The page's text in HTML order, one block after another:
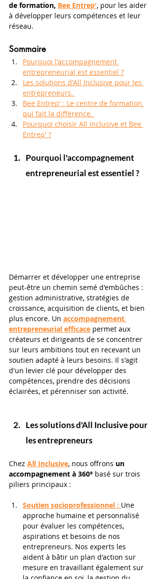
de formation, Bee Entrep', pour les aider
à développer leurs compétences et leur
réseau.
Sommaire
Pourquoi l'accompagnement
entrepreneurial est essentiel ?
Les solutions d'All Inclusive pour les
entrepreneurs.
Bee Entrep' : Le centre de formation
qui fait la différence.
Pourquoi choisir All Inclusive et Bee
Entrep' ?
Pourquoi l'accompagnement
entrepreneurial est essentiel ?
Démarrer et développer une entreprise
peut-être un chemin semé d'embûches :
gestion administrative, stratégies de
croissance, acquisition de clients, et bien
plus encore. Un accompagnement
entrepreneurial efficace permet aux
créateurs et dirigeants de se concentrer
sur leurs ambitions tout en recevant un
soutien adapté à leurs besoins. Il s'agit
d'un levier clé pour développer des
compétences, prendre des décisions
éclairées, et pérenniser son activité.
Les solutions d'All Inclusive pour
les entrepreneurs
Chez All Inclusive, nous offrons un
accompagnement à 360° basé sur trois
piliers principaux :
Soutien socioprofessionnel : Une
approche humaine et personnalisé
pour évaluer les compétences,
aspirations et besoins de nos
entrepreneurs. Nos experts les
aident à bâtir un plan d'action sur
mesure en travaillant également sur